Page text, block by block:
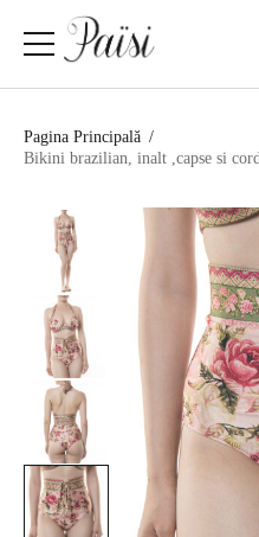
Pagina Principală /
Bikini brazilian, inalt ,capse si